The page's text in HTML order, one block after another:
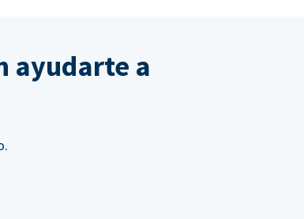
ayudarte a